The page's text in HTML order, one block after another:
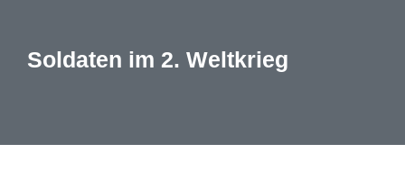
Soldaten im 2. Weltkrieg